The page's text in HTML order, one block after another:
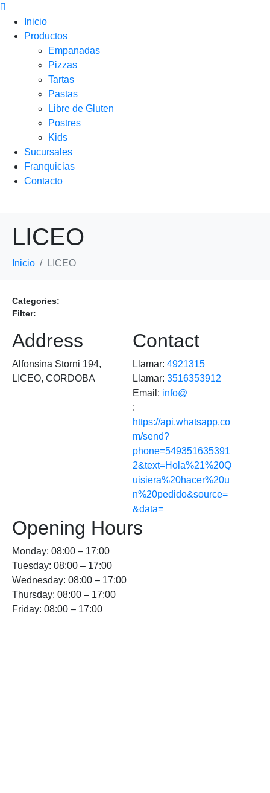
Inicio
Productos
Empanadas
Pizzas
Tartas
Pastas
Libre de Gluten
Postres
Kids
Sucursales
Franquicias
Contacto
LICEO
Inicio LICEO
Categories:
Filter:
Address
Alfonsina Storni 194,
LICEO, CORDOBA
Contact
Llamar: 4921315
Llamar: 3516353912
Email: info@
:
https://api.whatsapp.co
m/send?
phone=549351635391
2&text=Hola%21%20Q
uisiera%20hacer%20u
n%20pedido&source=
&data=
Opening Hours
Monday: 08:00 – 17:00
Tuesday: 08:00 – 17:00
Wednesday: 08:00 – 17:00
Thursday: 08:00 – 17:00
Friday: 08:00 – 17:00